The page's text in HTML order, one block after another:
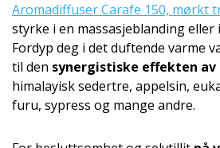
Aromadiffuser Carafe 150, mørkt
styrke i en massasjeblanding
Fordyp deg i det duftende varme
til den synergistiske effekten av
himalayisk sedertre, appelsin,
furu, sypress og mange andre.